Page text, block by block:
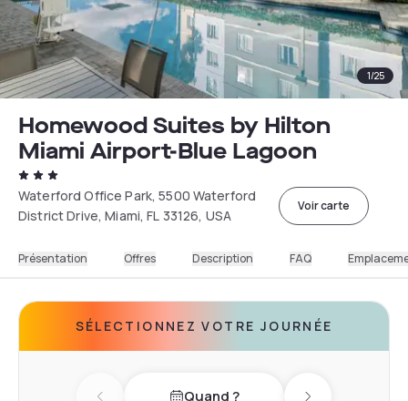
1/25
Homewood Suites by Hilton
Miami Airport-Blue Lagoon
Waterford Office Park, 5500 Waterford
District Drive, Miami, FL 33126, USA
Voir carte
Présentation Offres Description FAQ
SÉLECTIONNEZ VOTRE JOURNÉE
Quand ?